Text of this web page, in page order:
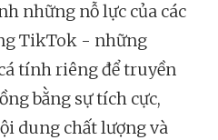
những nỗ lực của các
TikTok - những
tính riêng để truyền
bằng sự tích cực,
dung chất lượng và